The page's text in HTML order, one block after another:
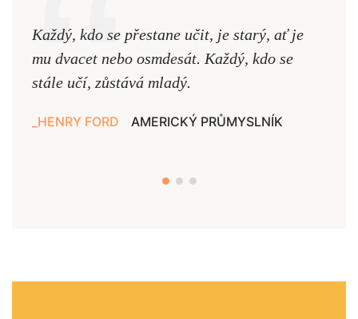
Každý, kdo se přestane učit, je starý, ať je
mu dvacet nebo osmdesát. Každý, kdo se
stále učí, zůstává mladý.
HENRY FORD AMERICKÝ PRŮMYSLNÍK